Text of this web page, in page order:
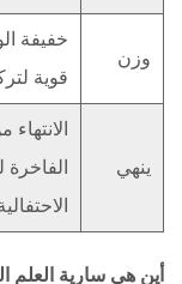
وزن
خفيفة
قوية
ينهي
الفاخرة
أين هي سارية العلم